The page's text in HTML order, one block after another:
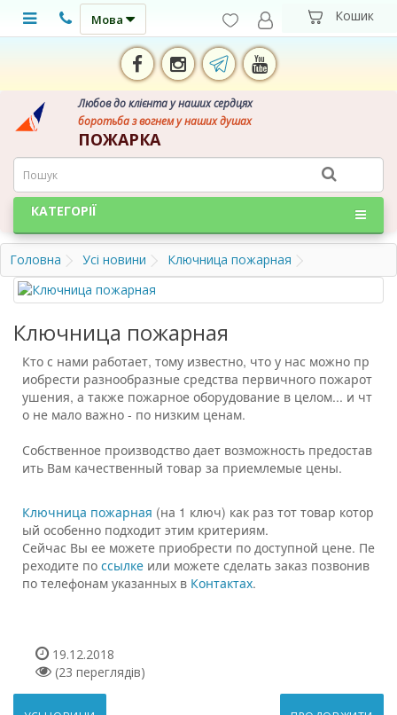
Мова
Любов до клієнта у наших сердцях
боротьба з вогнем у наших душах
ПОЖАРКА
КАТЕГОРІЇ
Головна Усі новини Ключница пожарная
Ключница пожарная
Кто с нами работает, тому известно, что у нас можно пр
иобрести разнообразные средства первичного пожарот
ушения, а также пожарное оборудование в целом... и чт
о не мало важно - по низким ценам.
Собственное производство дает возможность предостав
ить Вам качественный товар за приемлемые цены.
Ключница пожарная (на 1 ключ) как раз тот товар котор
ый особенно подходит этим критериям.
Сейчас Вы ее можете приобрести по доступной цене. Пе
реходите по ссылке или можете сделать заказ позвонив
по телефонам указанных в Контактах.
19.12.2018
(23 переглядів)